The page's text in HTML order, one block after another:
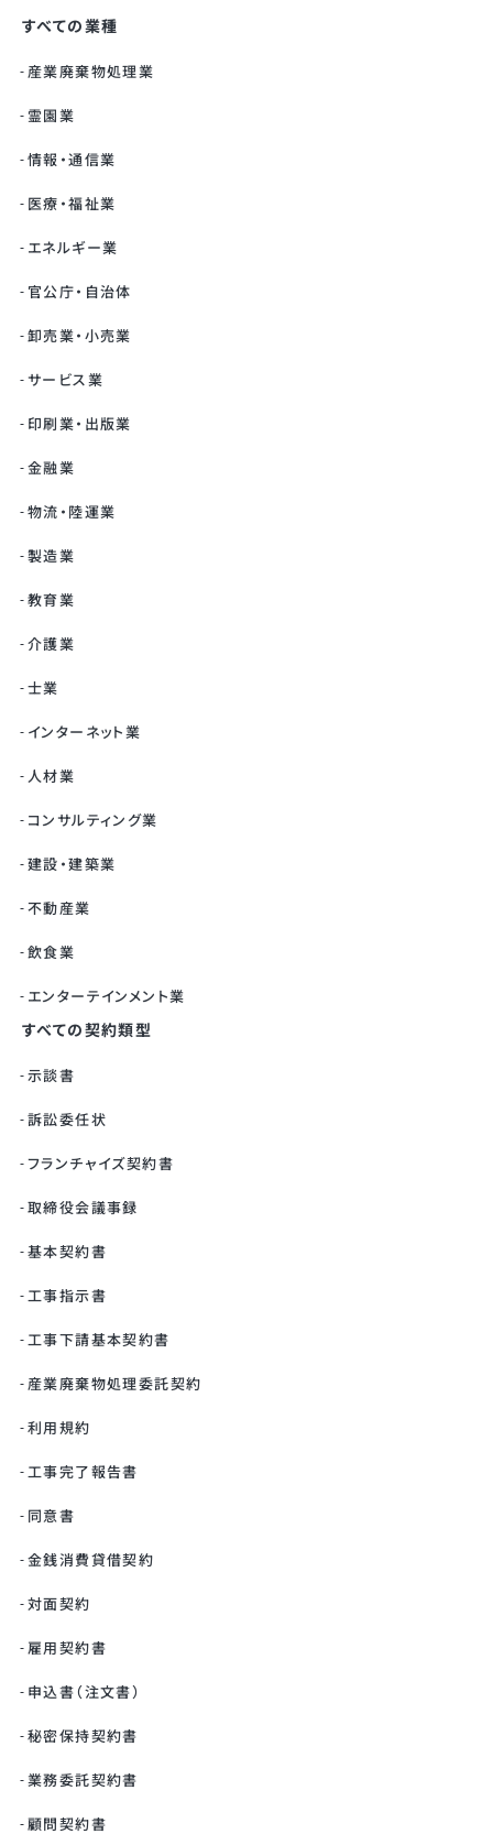
すべての業種
産業廃棄物処理業
霊園業
情報・通信業
医療・福祉業
エネルギー業
官公庁・自治体
卸売業・小売業
サービス業
印刷業・出版業
金融業
物流・陸運業
製造業
教育業
介護業
士業
インターネット業
人材業
コンサルティング業
建設・建築業
不動産業
飲食業
エンターテインメント業
すべての契約類型
示談書
訴訟委任状
フランチャイズ契約書
取締役会議事録
基本契約書
工事指示書
工事下請基本契約書
産業廃棄物処理委託契約
利用規約
工事完了報告書
同意書
金銭消費貸借契約
対面契約
雇用契約書
申込書（注文書）
秘密保持契約書
業務委託契約書
顧問契約書